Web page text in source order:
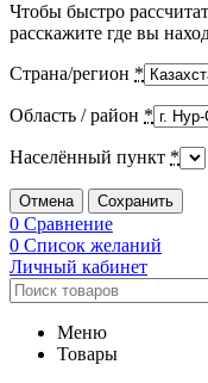
Чтобы быстро
расскажите где вы
Страна/регион *
Область / район *
Населённый пункт *
Отмена Сохранить
0 Сравнение
0 Список желаний
Личный кабинет
Меню
Товары